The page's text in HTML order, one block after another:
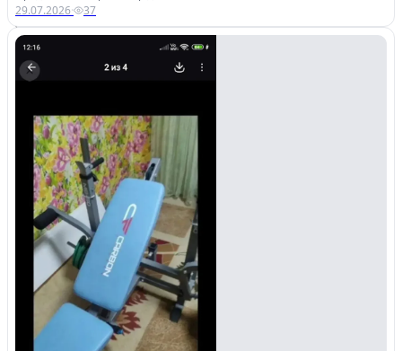
Управляйте объявлениями, отслеживайте
публикации и получайте сообщения
Войти или зарегистрироваться
29.07.2026· 37